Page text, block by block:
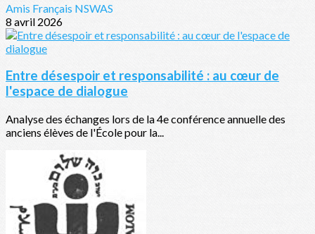
Amis Français NSWAS
8 avril 2026
Entre désespoir et responsabilité : au cœur de
l'espace de dialogue
Analyse des échanges lors de la 4e conférence annuelle des
anciens élèves de l'École pour la...